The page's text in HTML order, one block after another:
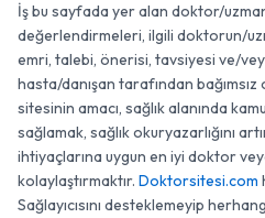
İş bu sayfada yer alan doktor/
değerlendirmeleri, ilgili doktorun/
emri, talebi, önerisi, tavsiyesi ve/
hasta/danışan tarafından
sitesinin amacı, sağlık alanında
sağlamak, sağlık okuryazarlığını
ihtiyaçlarına uygun en iyi doktor
kolaylaştırmaktır. Doktorsitesi.com
Sağlayıcısını desteklemeyip